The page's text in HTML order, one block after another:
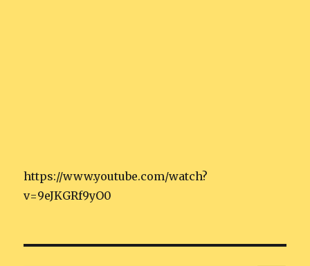
https://www.youtube.com/watch?
v=9eJKGRf9yO0